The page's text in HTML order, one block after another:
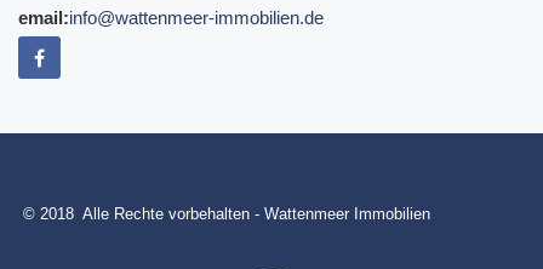
email:info@wattenmeer-immobilien.de
© 2018 Alle Rechte vorbehalten - Wattenmeer Immobilien